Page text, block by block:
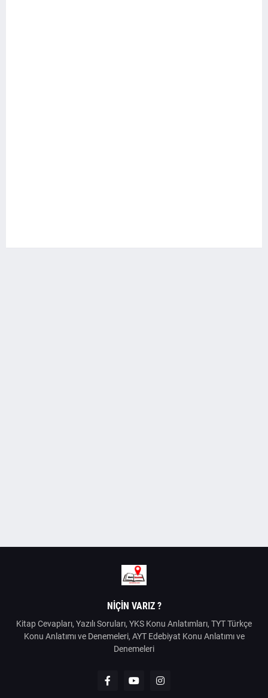
NIÇIN VARIZ ?
Kitap Cevapları, Yazılı Soruları, YKS Konu Anlatımları, TYT Türkçe
Konu Anlatımı ve Denemeleri, AYT Edebiyat Konu Anlatımı ve
Denemeleri